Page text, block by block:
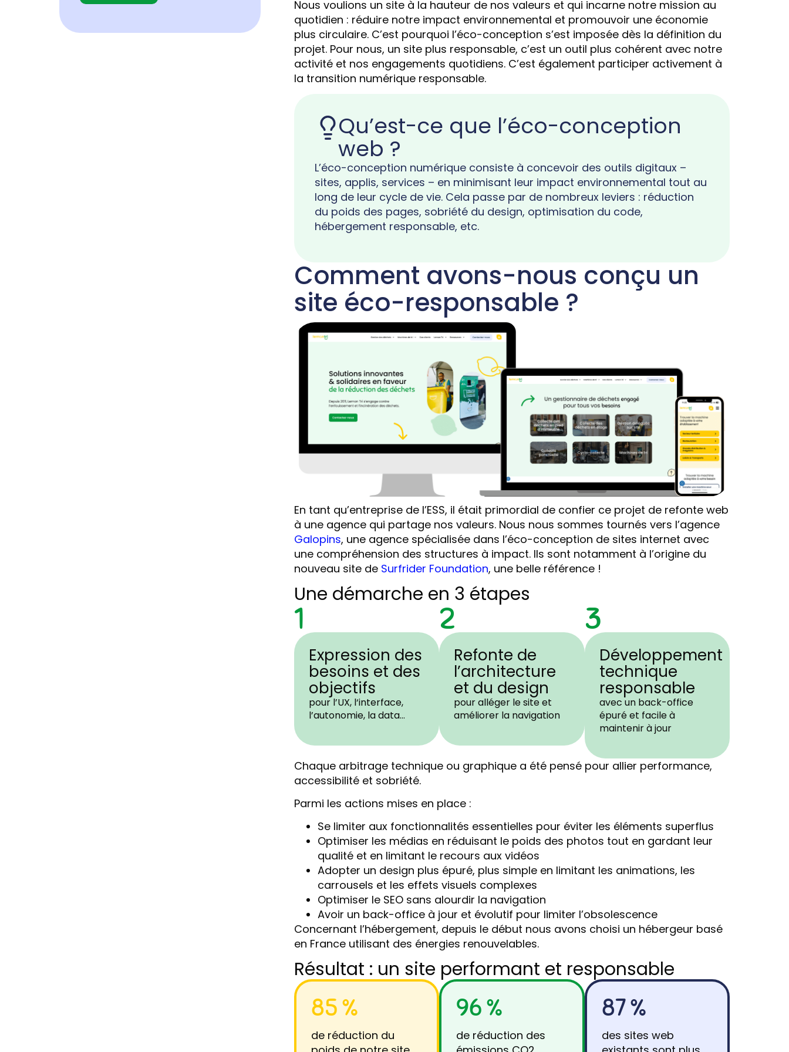
Nous voulions un site à la hauteur de nos valeurs et qui incarne notre mission au
quotidien : réduire notre impact environnemental et promouvoir une économie
plus circulaire. C’est pourquoi l’éco-conception s’est imposée dès la définition du
projet. Pour nous, un site plus responsable, c’est un outil plus cohérent avec notre
activité et nos engagements quotidiens. C’est également participer activement à
la transition numérique responsable.
Qu’est-ce que l’éco-conception
web ?
L’éco-conception numérique consiste à concevoir des outils digitaux –
sites, applis, services – en minimisant leur impact environnemental tout au
long de leur cycle de vie. Cela passe par de nombreux leviers : réduction
du poids des pages, sobriété du design, optimisation du code,
hébergement responsable, etc.
Comment avons-nous conçu un
site éco-responsable ?
En tant qu’entreprise de l’ESS, il était primordial de confier ce projet de refonte web
à une agence qui partage nos valeurs. Nous nous sommes tournés vers l’agence
Galopins, une agence spécialisée dans l’éco-conception de sites internet avec
une compréhension des structures à impact. Ils sont notamment à l’origine du
nouveau site de Surfrider Foundation, une belle référence !
Une démarche en 3 étapes
1
Expression des
besoins et des
objectifs
pour l’UX, l‘interface,
l’autonomie, la data…
2
Refonte de
l’architecture
et du design
pour alléger le site et
améliorer la navigation
3
Développement
technique
responsable
avec un back-office
épuré et facile à
maintenir à jour
Chaque arbitrage technique ou graphique a été pensé pour allier performance,
accessibilité et sobriété.
Parmi les actions mises en place :
Se limiter aux fonctionnalités essentielles pour éviter les éléments superflus
Optimiser les médias en réduisant le poids des photos tout en gardant leur
qualité et en limitant le recours aux vidéos
Adopter un design plus épuré, plus simple en limitant les animations, les
carrousels et les effets visuels complexes
Optimiser le SEO sans alourdir la navigation
Avoir un back-office à jour et évolutif pour limiter l’obsolescence
Concernant l’hébergement, depuis le début nous avons choisi un hébergeur basé
en France utilisant des énergies renouvelables.
Résultat : un site performant et responsable
85 %
de réduction du
96 %
de réduction des
87 %
des sites web